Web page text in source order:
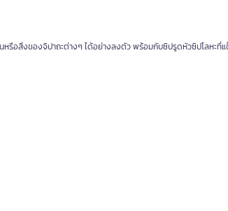
หรือสิ่งของจิปาถะต่างๆ ได้อย่างลงตัว พร้อมกับซิปรูดหัวซิปโลหะที่